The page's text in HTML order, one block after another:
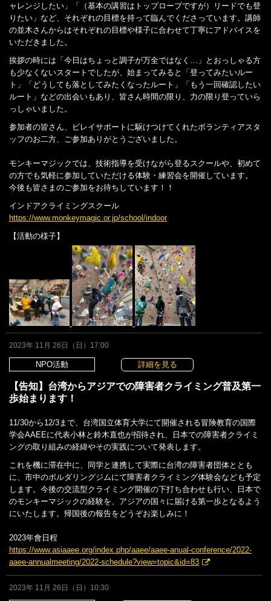
ャレンジしたい」「（基本の講習はトップロープですが）リードでも登
りたい」など、それぞれの目標を持って臨んでくださっています。講師
の並木さんからはそれぞれの目標や様子に合わせて丁寧にアドバイスを
いただきました。
挨拶の時には「今日はちょっと調子が万全ではなく…」とおっしゃる方
も少なくないスタートでしたが、始まってみると「登ってみたいルー
ト」「どうしても落としてみたくなったルート」「もう一回確認したい
ルート」などの出会いもあり、皆さん時間の限り、力の限り登っていら
っしゃいました。
参加者の皆さん、ビレイサポートに駆けつけてくれたボランティアスタ
ッフのお二方、ご参加ありがとうございました。
モンキーマジックでは、技術指導を受けながら登るスクールや、初めて
の方でも気軽に参加していただける体験・練習会を開催しています。
今後も皆さまのご参加をお待ちしています！！
インドアクライミングスクール
https://www.monkeymagic.or.jp/school/indoor
【活動の様子】
2023年 11月 26日（日）17:00
NPO活動 詳細を見る
【告知】台湾からアジアでの障害者クライミング普及第一
歩始まります！
11/30から12/3まで、台湾国立体育大学にて開催される冒険教育の国際
学会AAEEに代表小林と鈴木直也が招待され、日本での障害者クライミ
ングの取り組みの経緯やその実践について発表します。
これを機に滞在中に、同学と連携して実際に台湾の障害者団体ととも
に、市中のボルダリングジムにて障害者クライミング体験会なども予定
します。今後の交流型クライミング開催の下打ち合わせも行い、日本で
のモンキーマジックの経験を、アジアの国々に届ける第一歩となるよう
にいたします。帰国後の報告をどうぞお楽しみに！
2023年會日程
https://www.asiaaee.org/index.php/aaee/aaee-anual-conference/2022-
aaee-annualmeeting/2022-schedule?view=topic&id=83
2023年 11月 26日（日）10:30